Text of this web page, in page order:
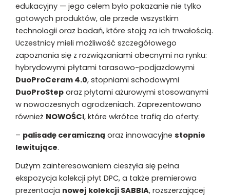
edukacyjny — jego celem było pokazanie nie tylko
gotowych produktów, ale przede wszystkim
technologii oraz badań, które stoją za ich trwałością.
Uczestnicy mieli możliwość szczegółowego
zapoznania się z rozwiązaniami obecnymi na rynku:
hybrydowymi płytami tarasowo-podjazdowymi
DuoProCeram 4.0, stopniami schodowymi
DuoProStep oraz płytami ażurowymi stosowanymi
w nowoczesnych ogrodzeniach. Zaprezentowano
również NOWOŚCI, które wkrótce trafią do oferty:
– palisadę ceramiczną oraz innowacyjne stopnie
lewitujące.
Dużym zainteresowaniem cieszyła się pełna
ekspozycja kolekcji płyt DPC, a także premierowa
prezentacja nowej kolekcji SABBIA, rozszerzającej